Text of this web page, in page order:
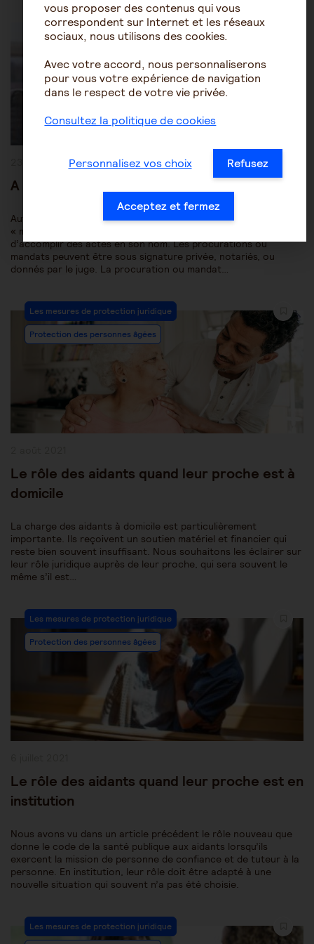
Category:
Les mesures de protection juridique
23 août 2021
A quoi servent les procurations ?
Autrement appelée « mandat », une procuration permet à un
« mandant » de donner « pouvoir » à un « mandataire »
d’accomplir des actes en son nom. Les procurations ou
mandats peuvent être sous signature privée, notariés, ou
donnés par le juge. La procuration ou mandat…
Post
Category:
Les mesures de protection juridique
Protection des personnes âgées
Le rôle des aidants quand leur proche est à
domicile
La charge des aidants à domicile est particulièrement
importante. Ils reçoivent un soutien matériel et financier qui
reste bien souvent insuffisant. Nous souhaitons les éclairer sur
leur rôle juridique auprès de leur proche, qui sera souvent le
même s’il est…
Post
Category:
Les mesures de protection juridique
Protection des personnes âgées
Le rôle des aidants quand leur proche est en
institution
Nous avons vu dans un article précédent le rôle nouveau que
donne le code de la santé publique aux aidants lorsqu’ils
exercent la mission de personne de confiance et de tuteur à la
personne. En institution, leur rôle doit être adapté à une
nouvelle situation qui souvent n’a pas été choisie.
Post
Category:
Les mesures de protection juridique
vous proposer des contenus qui vous
correspondent sur Internet et les réseaux
sociaux, nous utilisons des cookies.
Avec votre accord, nous personnaliserons
pour vous votre expérience de navigation
dans le respect de votre vie privée.
Consultez la politique de cookies
Personnalisez vos choix Refusez
Acceptez et fermez